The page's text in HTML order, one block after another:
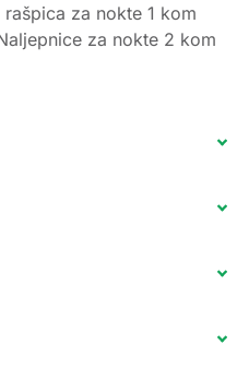
za nokte 1 kom
za nokte 2 kom